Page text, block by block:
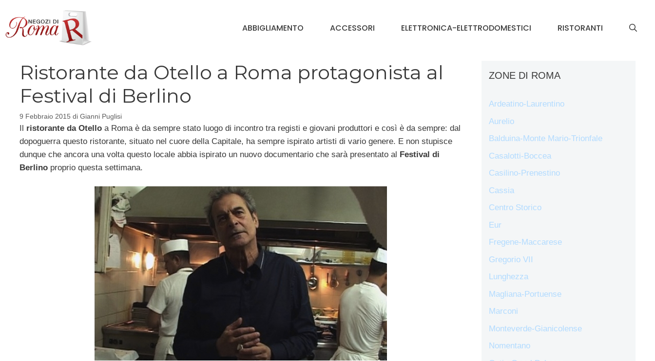
contenuto
ABBIGLIAMENTO ACCESSORI ELETTRONICA-ELETTRODOMESTICI RISTORANTI
Ristorante da Otello a Roma protagonista al
Festival di Berlino
9 Febbraio 2015 di Gianni Puglisi
Il ristorante da Otello a Roma è da sempre stato luogo di incontro tra registi e giovani produttori e così è da sempre: dal
dopoguerra questo ristorante, situato nel cuore della Capitale, ha sempre ispirato artisti di vario genere. E non stupisce
dunque che ancora una volta questo locale abbia ispirato un nuovo documentario che sarà presentato al Festival di
Berlino proprio questa settimana.
ZONE DI ROMA
Ardeatino-Laurentino
Aurelio
Balduina-Monte Mario-Trionfale
Casalotti-Boccea
Casilino-Prenestino
Cassia
Centro Storico
Eur
Fregene-Maccarese
Gregorio VII
Lunghezza
Magliana-Portuense
Marconi
Monteverde-Gianicolense
Nomentano